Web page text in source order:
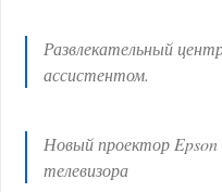
Развлекательный
ассистентом.
Новый проектор
телевизора